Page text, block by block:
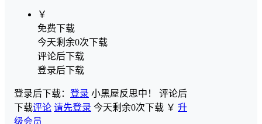
￥
免费下载
今天剩余0次下载
评论后下载
登录后下载
登录后下载： 登录 小黑屋反思中！ 评论后
下载评论 请先登录 今天剩余0次下载 ￥ 升
级会员